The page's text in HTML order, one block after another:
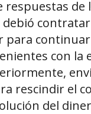
respuestas de
para
con la
rescindir el
del